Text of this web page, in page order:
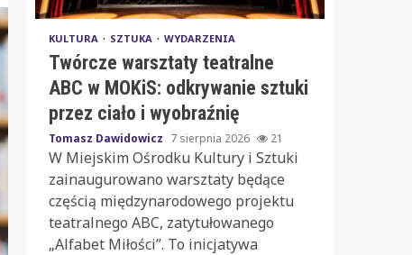
KULTURA SZTUKA WYDARZENIA
Twórcze warsztaty teatralne
ABC w MOKiS: odkrywanie sztuki
przez ciało i wyobraźnię
Tomasz Dawidowicz 7 sierpnia 2026 21
W Miejskim Ośrodku Kultury i Sztuki
zainaugurowano warsztaty będące
częścią międzynarodowego projektu
teatralnego ABC, zatytułowanego
„Alfabet Miłości”. To inicjatywa